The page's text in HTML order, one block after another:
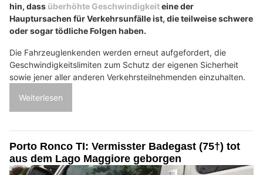
hin, dass überhöhte Geschwindigkeiteine der
Hauptursachen für Verkehrsunfälle ist, die teilweise schwere
oder sogar tödliche Folgen haben.
Die Fahrzeuglenkenden werden erneut aufgefordert, die
Geschwindigkeitslimiten zum Schutz der eigenen Sicherheit
sowie jener aller anderen Verkehrsteilnehmenden einzuhalten.
Weiterlesen
Porto Ronco TI: Vermisster Badegast (75†) tot
aus dem Lago Maggiore geborgen